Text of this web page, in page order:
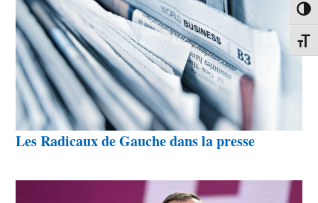
Les Radicaux de Gauche dans la presse